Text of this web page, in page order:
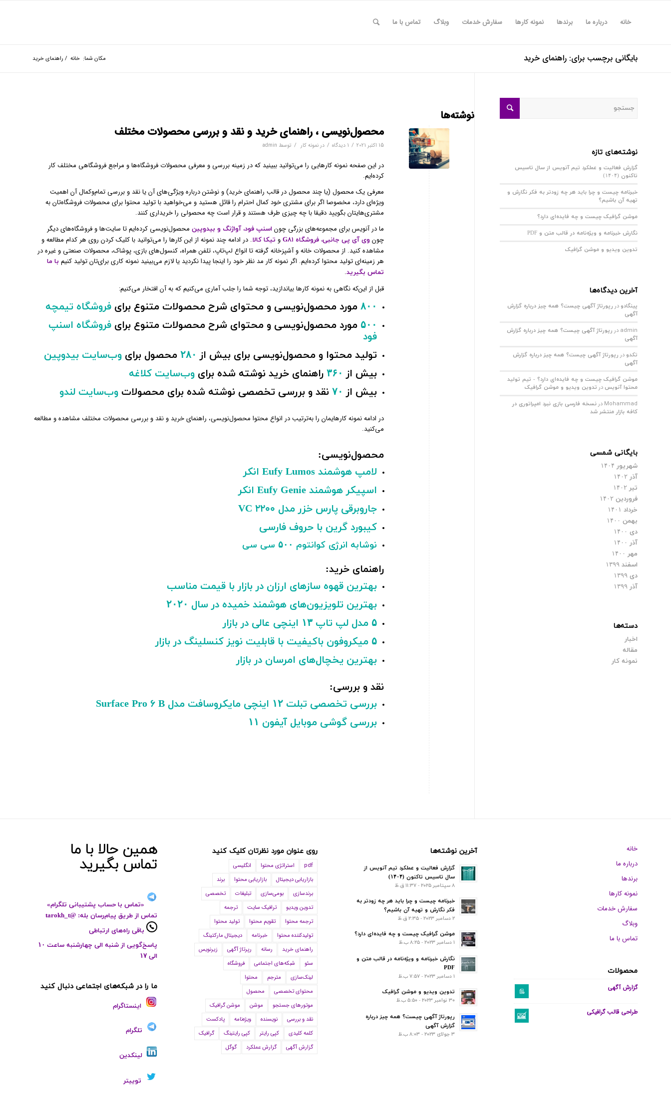
خانه درباره ما برندها نمونه کارها سفارش خدمات وبلاگ تماس با ما
بایگانی برچسب برای: راهنمای خرید مکان شما: خانه / راهنمای خرید
نوشته‌ها
محصول‌نویسی ، راهنمای خرید و نقد و بررسی محصولات مختلف
15 اکتبر 2021 / 1 دیدگاه / در نمونه کار / توسط admin
در این صفحه نمونه کارهایی را می‌توانید ببینید که در زمینه بررسی و معرفی محصولات فروشگاه‌ها و مراجع فروشگاهی مختلف کار
کرده‌ایم.
معرفی یک محصول (یا چند محصول در قالب راهنمای خرید) و نوشتن درباره ویژگی‌های آن یا نقد و بررسی تمام‌وکمال آن اهمیت
ویژه‌ای دارد، مخصوصا اگر برای مشتری خود کمال احترام را قائل هستید و می‌خواهید با تولید محتوا برای محصولات فروشگاه‌تان به
مشتری‌هایتان بگویید دقیقا با چه چیزی طرف هستند و قرار است چه محصولی را خریداری کنند.
ما در آنویس برای مجموعه‌های بزرگی چون اسنپ فود، آواژنگ و بیدوپینمحصول‌نویسی کرده‌ایم تا سایت‌ها و فروشگاه‌های دیگر
چون وی آی پی جانبی، فروشگاه G81 و تیکا کالا. در ادامه چند نمونه از این کار‌ها را می‌توانید با کلیک کردن روی هر کدام مطالعه و
مشاهده کنید. از محصولات خانه و آشپزخانه گرفته تا انواع لپ‌تاپ، تلفن همراه، کنسول‌های بازی، پوشاک، محصولات صنعتی و غیره در
هر زمینه‌ای تولید محتوا کرده‌ایم. اگر نمونه کار مد نظر خود را اینجا پیدا نکردید یا لازم می‌بینید نمونه کاری برای‌تان تولید کنیم با ما
تماس بگیرید.
قبل از این‌که نگاهی به نمونه کارها بیاندازید، توجه شما را جلب آماری می‌کنیم که به آن افتخار می‌کنیم:
۸۰۰ مورد محصول‌نویسی و محتوای شرح محصولات متنوع برای فروشگاه تیمچه
۵۰۰ مورد محصول‌نویسی و محتوای شرح محصولات متنوع برای فروشگاه اسنپ
فود
تولید محتوا و محصول‌نویسی برای بیش از ۲۸۰محصول برای وب‌سایت بیدوپین
بیش از ۳۶۰راهنمای خرید نوشته شده برای وب‌سایت کلاغه
بیش از ۷۰نقد و بررسی تخصصی نوشته شده برای محصولات وب‌سایت لندو
در ادامه نمونه کارهایمان را به‌ترتیب در انواع محتوا محصول‌نویسی، راهنمای خرید و نقد و بررسی محصولات مختلف مشاهده و مطالعه
می‌کنید.
محصول‌نویسی:
لامپ هوشمند Eufy Lumos انکر
اسپیکر هوشمند Eufy Genie انکر
جاروبرقی پارس خزر مدل 2200 VC
کیبورد گرین با حروف فارسی
نوشابه انرژی کوانتوم ۵۰۰ سی سی
راهنمای خرید:
بهترین قهوه ‌سازهای ارزان در بازار با قیمت مناسب
بهترین تلویزیون‌های هوشمند خمیده در سال ۲۰۲۰
۵ مدل لپ تاپ ۱۳ اینچی عالی در بازار
۵ میکروفون باکیفیت با قابلیت نویز کنسلینگ در بازار
بهترین یخچال‌‌های امرسان در بازار
نقد و بررسی:
بررسی تخصصی تبلت ۱۲ اینچی مایکروسافت مدل Surface Pro 6 B
بررسی گوشی موبایل آیفون ۱۱
نوشته‌های تازه
گزارش فعالیت و عملکرد تیم آنویس از سال تاسیس
تاکنون (۱۴۰۴)
خبرنامه چیست و چرا باید هر چه زودتر به فکر نگارش و
تهیه آن باشیم؟
موشن گرافیک چیست و چه فایده‌ای دارد؟
نگارش خبرنامه و ویژه‌نامه در قالب متن و PDF
تدوین ویدیو و موشن گرافیک
آخرین دیدگاه‌ها
پینگادو در رپورتاژ آگهی چیست؟ همه چیز درباره گزارش
آگهی
admin در رپورتاژ آگهی چیست؟ همه چیز درباره گزارش
آگهی
تکدو در رپورتاژ آگهی چیست؟ همه چیز درباره گزارش
آگهی
موشن گرافیک چیست و چه فایده‌ای دارد؟ - تیم تولید
محتوا آنویس در تدوین ویدیو و موشن گرافیک
Mohammad در نسخه فارسی بازی نبرد امپراتوری در
کافه بازار منتشر شد
بایگانی شمسی
شهریور ۱۴۰۴
آذر ۱۴۰۲
تیر ۱۴۰۲
فروردین ۱۴۰۲
خرداد ۱۴۰۱
بهمن ۱۴۰۰
دی ۱۴۰۰
آذر ۱۴۰۰
مهر ۱۴۰۰
اسفند ۱۳۹۹
دی ۱۳۹۹
آذر ۱۳۹۹
دسته‌ها
اخبار
مقاله
نمونه کار
خانه
درباره ما
برندها
نمونه کارها
سفارش خدمات
وبلاگ
تماس با ما
محصولات
گزارش آگهی
طراحی قالب گرافیکی
آخرین نوشته‌ها
گزارش فعالیت و عملکرد تیم آنویس از
سال تاسیس تاکنون (۱۴۰۴)
8 سپتامبر 2025 - 11:37 ق.ظ
خبرنامه چیست و چرا باید هر چه زودتر به
فکر نگارش و تهیه آن باشیم؟
2 دسامبر 2023 - 2:35 ق.ظ
موشن گرافیک چیست و چه فایده‌ای دارد؟
1 دسامبر 2023 - 8:25 ب.ظ
نگارش خبرنامه و ویژه‌نامه در قالب متن و
PDF
1 دسامبر 2023 - 7:57 ب.ظ
تدوین ویدیو و موشن گرافیک
30 نوامبر 2023 - 5:50 ب.ظ
رپورتاژ آگهی چیست؟ همه چیز درباره
گزارش آگهی
3 جولای 2023 - 8:03 ب.ظ
روی عنوان مورد نظرتان کلیک کنید
pdf استراتژی محتوا
انگلیسی
بازاریابی دیجیتال
بازاریابی محتوا
برند
برندسازی
بومی‌سازی تبلیغات
تخصصی
تدوین ویدیو
ترافیک سایت
ترجمه
ترجمه محتوا
تقویم محتوا
تولید محتوا
تولیدکننده محتوا
خبرنامه
دیجیتال مارکتینگ
راهنمای خرید
رسانه رپرتاژ آگهی
زیرنویس
سئو
شبکه‌های اجتماعی
فروشگاه
لینک‌سازی
مترجم
محتوا
محتوای تخصصی
محصول
موتورهای جستجو
موشن
موشن گرافیک
نقد و بررسی
نویسنده ویژه‌نامه
پادکست
کلمه کلیدی
کپی رایتر کپی رایتینگ
گرافیک
گزارش آگهی
گزارش عملکرد گوگل
همین حالا با ما
تماس بگیرید
«تماس با حساب پشتیبانی تلگرام»
تماس از طریق پیام‌رسان بله: @tarokh_t
باقی راه‌های ارتباطی
پاسخ‌گویی از شنبه الی چهارشنبه ساعت ۱۰
الی ۱۷
ما را در شبکه‌های اجتماعی دنبال کنید
اینستاگرام
تلگرام
لینکدین
توییتر